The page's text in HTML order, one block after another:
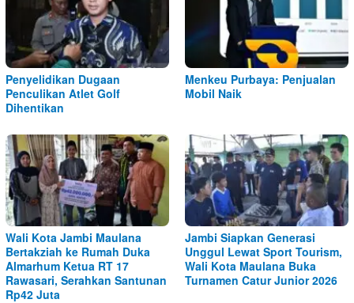
Penyelidikan Dugaan
Penculikan Atlet Golf
Dihentikan
Menkeu Purbaya: Penjualan
Mobil Naik
Wali Kota Jambi Maulana
Bertakziah ke Rumah Duka
Almarhum Ketua RT 17
Rawasari, Serahkan Santunan
Rp42 Juta
Jambi Siapkan Generasi
Unggul Lewat Sport Tourism,
Wali Kota Maulana Buka
Turnamen Catur Junior 2026